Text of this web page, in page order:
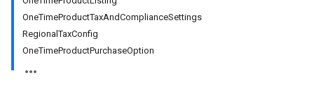
OneTimeProductTaxAndComplianceSettings
RegionalTaxConfig
OneTimeProductPurchaseOption